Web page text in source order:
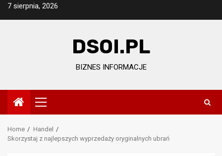
Skip7 sierpnia, 2026
DSOI.PL
BIZNES INFORMACJE
Primary
Menu
Home
Handel
Skorzystaj z najlepszych wyprzedaży oryginalnych ubrań